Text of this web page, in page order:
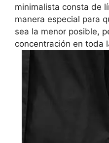
minimalista consta de
manera especial para
sea la menor posible,
concentración en toda